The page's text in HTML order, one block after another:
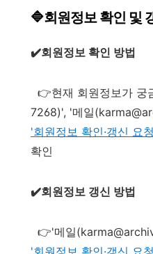
🔷회원정보 확인 및
✔️회원정보 확인 방법
👉현재 회원정보가
7268)', '메일
'회원정보 확인·갱신 요
확인
✔️회원정보 갱신 방법
👉'메일
'회원정보 확인·갱신 요